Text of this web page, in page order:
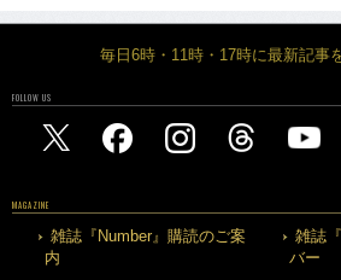
毎日6時・11時・17時に最新記事
FOLLOW US
MAGAZINE
雑誌『Number』購読のご案
内
雑誌
バー